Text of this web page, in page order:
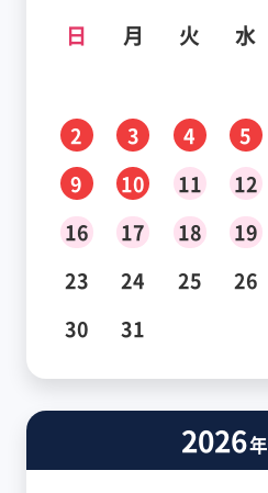
日 月 火 水
2
3 4 5
9
10 11 12
16
17 18 19
23
24 25 26
30
31
2026年